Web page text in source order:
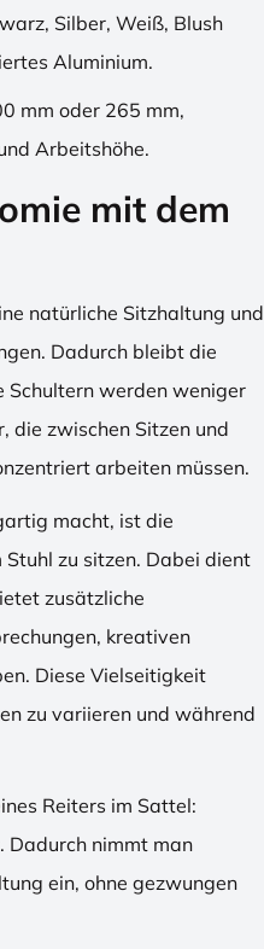
Silber, Weiß, Blush
Aluminium.
mm oder 265 mm,
Arbeitshöhe.
mit dem
natürliche Sitzhaltung und
Dadurch bleibt die
Schultern werden weniger
die zwischen Sitzen und
arbeiten müssen.
macht, ist die
zu sitzen. Dabei dient
zusätzliche
kreativen
Diese Vielseitigkeit
zu variieren und während
Reiters im Sattel:
Dadurch nimmt man
ein, ohne gezwungen